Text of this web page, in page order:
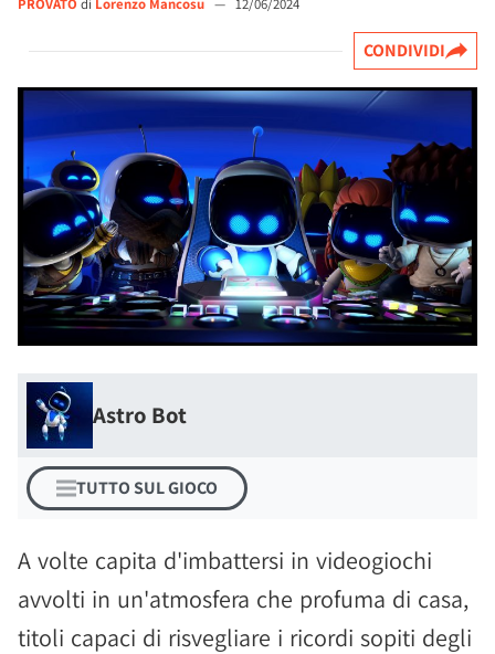
PROVATO di Lorenzo Mancosu — 12/06/2024
CONDIVIDI
Astro Bot
TUTTO SUL GIOCO
A volte capita d'imbattersi in videogiochi
avvolti in un'atmosfera che profuma di casa,
titoli capaci di risvegliare i ricordi sopiti degli